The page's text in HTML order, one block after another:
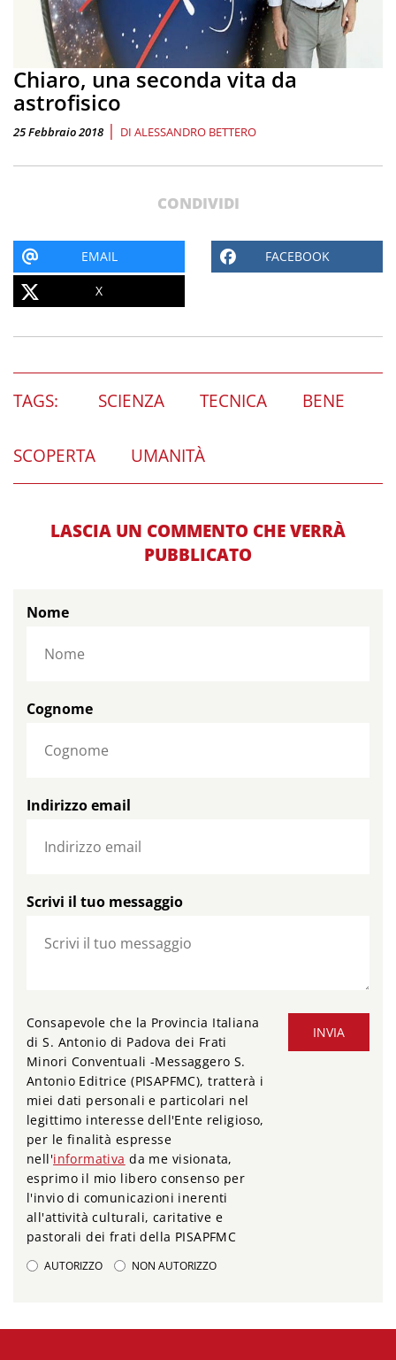
Chiaro, una seconda vita da
astrofisico
25 Febbraio 2018 | DI ALESSANDRO BETTERO
CONDIVIDI
EMAIL FACEBOOK
X
TAGS: SCIENZA TECNICA BENE
SCOPERTA UMANITÀ
LASCIA UN COMMENTO CHE VERRÀ
PUBBLICATO
Nome
Cognome
Indirizzo email
Scrivi il tuo messaggio
INVIA
Consapevole che la Provincia Italiana
di S. Antonio di Padova dei Frati
Minori Conventuali -Messaggero S.
Antonio Editrice (PISAPFMC), tratterà i
miei dati personali e particolari nel
legittimo interesse dell'Ente religioso,
per le finalità espresse
nell'informativa da me visionata,
esprimo il mio libero consenso per
l'invio di comunicazioni inerenti
all'attività culturali, caritative e
pastorali dei frati della PISAPFMC
AUTORIZZO NON AUTORIZZO